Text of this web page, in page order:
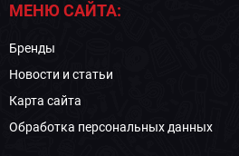
МЕНЮ САЙТА:
Бренды
Новости и статьи
Карта сайта
Обработка персональных данных